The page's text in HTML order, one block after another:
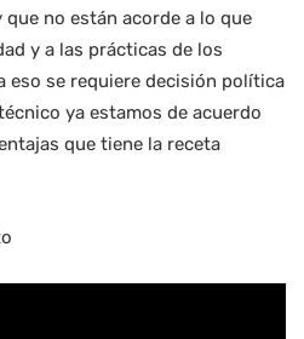
no están acorde a lo que
y a las prácticas de los
eso se requiere decisión política
ya estamos de acuerdo
que tiene la receta